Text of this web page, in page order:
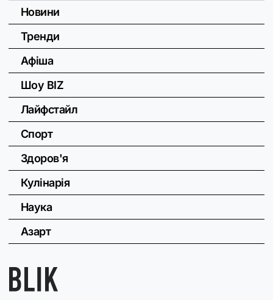
Новини
Тренди
Афіша
Шоу BIZ
Лайфстайл
Спорт
Здоров'я
Кулінарія
Наука
Азарт